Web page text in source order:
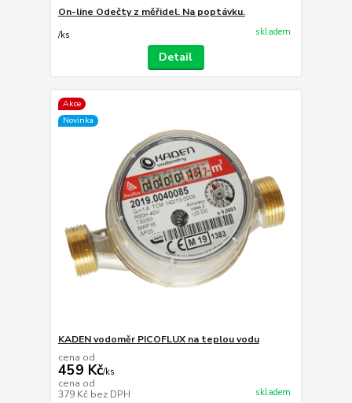
On-line Odečty z měřidel. Na poptávku.
/ks skladem
Detail
Akce
Novinka
KADEN vodoměr PICOFLUX na teplou vodu
cena od
459 Kč/ks
cena od
379 Kč bez DPH skladem